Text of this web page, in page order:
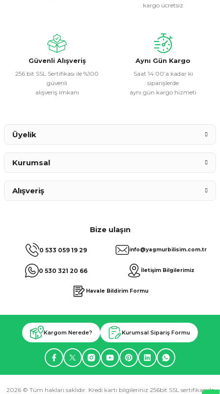
Ürün fiyatı diğer sitelerden daha pahalı.
Bu ürüne benzer farklı alternatifler olmalı.
kargo ücretsiz
Güvenli Alışveriş
256 bit SSL Sertifikası ile %100
güvenli
alışveriş imkanı
Aynı Gün Kargo
Saat 14:00’a kadar ki
siparişlerde
aynı gün kargo hizmeti
Bize ulaşın
0 533 059 19 29
0 530 321 20 66
info@yagmurbilisim.com.tr
İletişim Bilgilerimiz
Havale Bildirim Formu
Üyelik
Kurumsal
Alışveriş
Kargom Nerede? Kurumsal Sipariş Formu
2026 © Tüm hakları saklıdır. Kredi kartı bilgileriniz 256bit SSL sertifikası ile